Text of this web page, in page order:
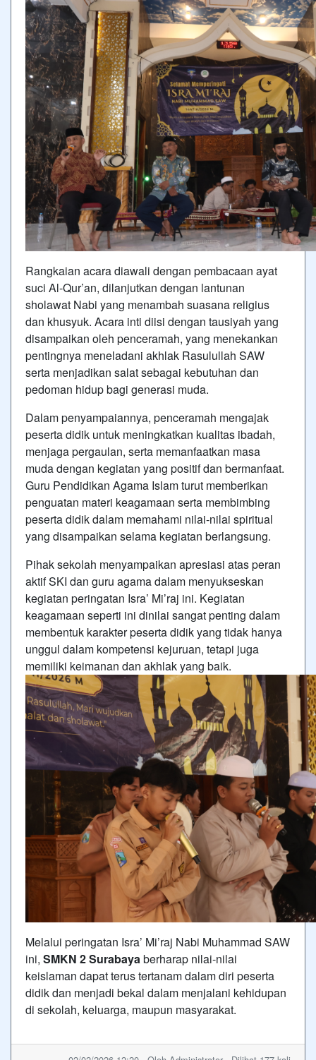
Rangkaian acara diawali dengan pembacaan ayat
suci Al-Qur’an, dilanjutkan dengan lantunan
sholawat Nabi yang menambah suasana religius
dan khusyuk. Acara inti diisi dengan tausiyah yang
disampaikan oleh penceramah, yang menekankan
pentingnya meneladani akhlak Rasulullah SAW
serta menjadikan salat sebagai kebutuhan dan
pedoman hidup bagi generasi muda.
Dalam penyampaiannya, penceramah mengajak
peserta didik untuk meningkatkan kualitas ibadah,
menjaga pergaulan, serta memanfaatkan masa
muda dengan kegiatan yang positif dan bermanfaat.
Guru Pendidikan Agama Islam turut memberikan
penguatan materi keagamaan serta membimbing
peserta didik dalam memahami nilai-nilai spiritual
yang disampaikan selama kegiatan berlangsung.
Pihak sekolah menyampaikan apresiasi atas peran
aktif SKI dan guru agama dalam menyukseskan
kegiatan peringatan Isra’ Mi’raj ini. Kegiatan
keagamaan seperti ini dinilai sangat penting dalam
membentuk karakter peserta didik yang tidak hanya
unggul dalam kompetensi kejuruan, tetapi juga
memiliki keimanan dan akhlak yang baik.
Melalui peringatan Isra’ Mi’raj Nabi Muhammad SAW
ini, SMKN 2 Surabayaberharap nilai-nilai
keislaman dapat terus tertanam dalam diri peserta
didik dan menjadi bekal dalam menjalani kehidupan
di sekolah, keluarga, maupun masyarakat.